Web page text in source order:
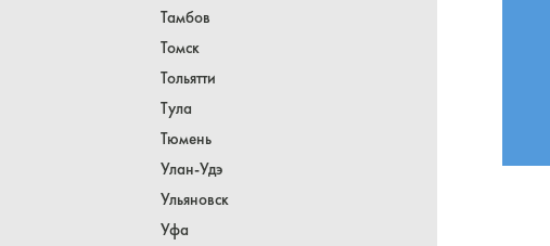
Тамбов
Томск
Тольятти
Тула
Тюмень
Улан-Удэ
Ульяновск
Уфа